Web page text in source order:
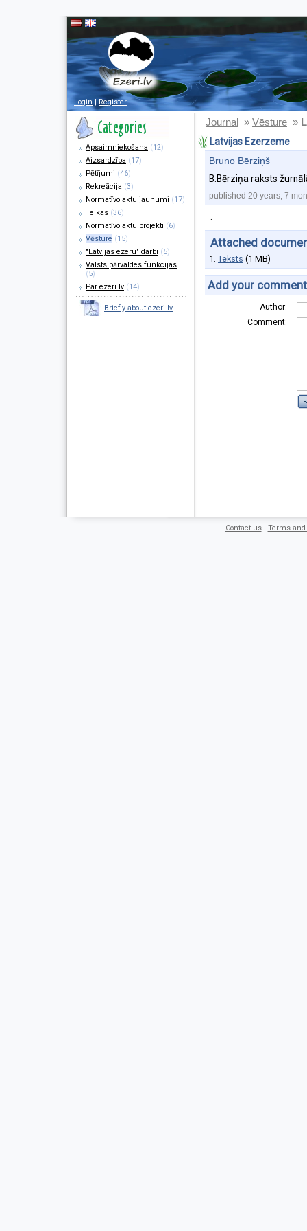
Login |Register
Apsaimniekošana (12)
Aizsardzība (17)
Pētījumi (46)
Rekreācija (3)
Normatīvo aktu jaunumi (17)
Teikas (36)
Normatīvo aktu projekti (6)
Vēsture (15)
"Latvijas ezeru" darbi (5)
Valsts pārvaldes funkcijas
(5)
Par ezeri.lv (14)
Briefly about ezeri.lv
Journal » Vēsture »
Latvijas Ezerzeme
Bruno Bērziņš
B.Bērziņa raksts
published 20 years, 7
Attached
1. Teksts (1 MB)
Add your
Author:
Comment:
Contact us| Terms